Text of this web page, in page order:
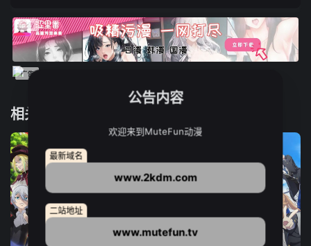
相关推荐
公告内容
欢迎来到MuteFun动漫
最新域名
www.2kdm.com
二站地址
www.mutefun.tv